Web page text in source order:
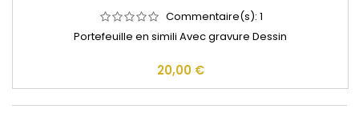
Commentaire(s): 1
Portefeuille en simili Avec gravure Dessin
20,00 €